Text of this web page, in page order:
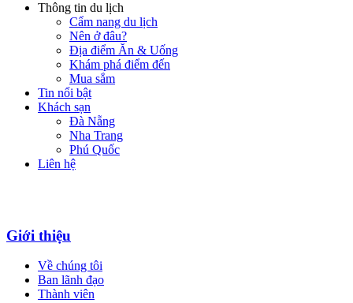
Thông tin du lịch
Cẩm nang du lịch
Nên ở đâu?
Địa điểm Ăn & Uống
Khám phá điểm đến
Mua sắm
Tin nổi bật
Khách sạn
Đà Nẵng
Nha Trang
Phú Quốc
Liên hệ
Giới thiệu
Về chúng tôi
Ban lãnh đạo
Thành viên